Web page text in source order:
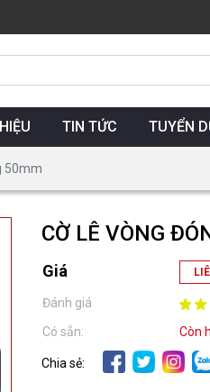
TIN TỨC TUYỂN
50mm
CỜ LÊ VÒNG
Giá
Đánh giá
Có sẵn:
Còn
Chia sẻ: